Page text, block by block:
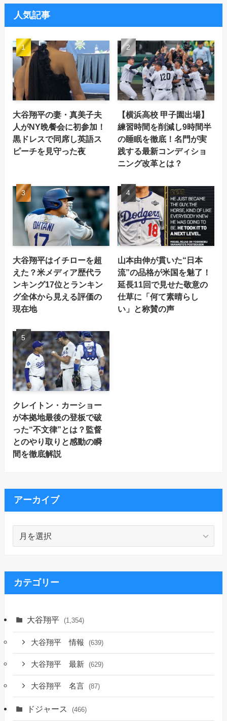
人気記事
大谷翔平の妻・真美子夫
人がNY晩餐会に初参加！
黒ドレスで同席し英語ス
ピーチを見守った夜
【横浜高校 甲子園出場】
練習時間を削減し9時間半
の睡眠を徹底！名門が実
践する最新コンディショ
ニング改革とは？
大谷翔平はイチローを超
えた？米メディア歴代ラ
ンキング17位とランキン
グ全体から見える評価の
現在地
山本由伸が貫いた“日本
流”の品格が米国を魅了！
延長11回で見せた敬意の
仕草に「何て素晴らし
い」と称賛の声
クレイトン・カーショー
が本拠地最後の登板で破
った“不文律”とは？監督
とのやり取りと感動の瞬
間を徹底解説
アーカイブ
ブ
カテゴリー
大谷翔平 (1,354)
大谷翔平 情報 (639)
大谷翔平 最新 (629)
大谷翔平 名言 (87)
ドジャース (466)